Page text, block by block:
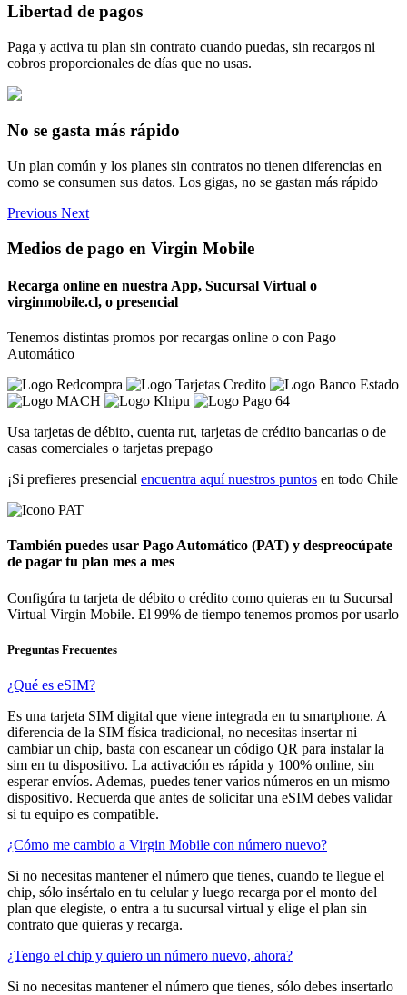
Libertad de pagos
Paga y activa tu plan sin contrato cuando puedas, sin recargos ni
cobros proporcionales de días que no usas.
No se gasta más rápido
Un plan común y los planes sin contratos no tienen diferencias en
como se consumen sus datos. Los gigas, no se gastan más rápido
Previous Next
Medios de pago en Virgin Mobile
Recarga online en nuestra App, Sucursal Virtual o
virginmobile.cl, o presencial
Tenemos distintas promos por recargas online o con Pago
Automático
Usa tarjetas de débito, cuenta rut, tarjetas de crédito bancarias o de
casas comerciales o tarjetas prepago
¡Si prefieres presencial encuentra aquí nuestros puntos en todo Chile
También puedes usar Pago Automático (PAT) y despreocúpate
de pagar tu plan mes a mes
Configúra tu tarjeta de débito o crédito como quieras en tu Sucursal
Virtual Virgin Mobile. El 99% de tiempo tenemos promos por usarlo
Preguntas Frecuentes
¿Qué es eSIM?
Es una tarjeta SIM digital que viene integrada en tu smartphone. A
diferencia de la SIM física tradicional, no necesitas insertar ni
cambiar un chip, basta con escanear un código QR para instalar la
sim en tu dispositivo. La activación es rápida y 100% online, sin
esperar envíos. Ademas, puedes tener varios números en un mismo
dispositivo. Recuerda que antes de solicitar una eSIM debes validar
si tu equipo es compatible.
¿Cómo me cambio a Virgin Mobile con número nuevo?
Si no necesitas mantener el número que tienes, cuando te llegue el
chip, sólo insértalo en tu celular y luego recarga por el monto del
plan que elegiste, o entra a tu sucursal virtual y elige el plan sin
contrato que quieras y recarga.
¿Tengo el chip y quiero un número nuevo, ahora?
Si no necesitas mantener el número que tienes, sólo debes insertarlo